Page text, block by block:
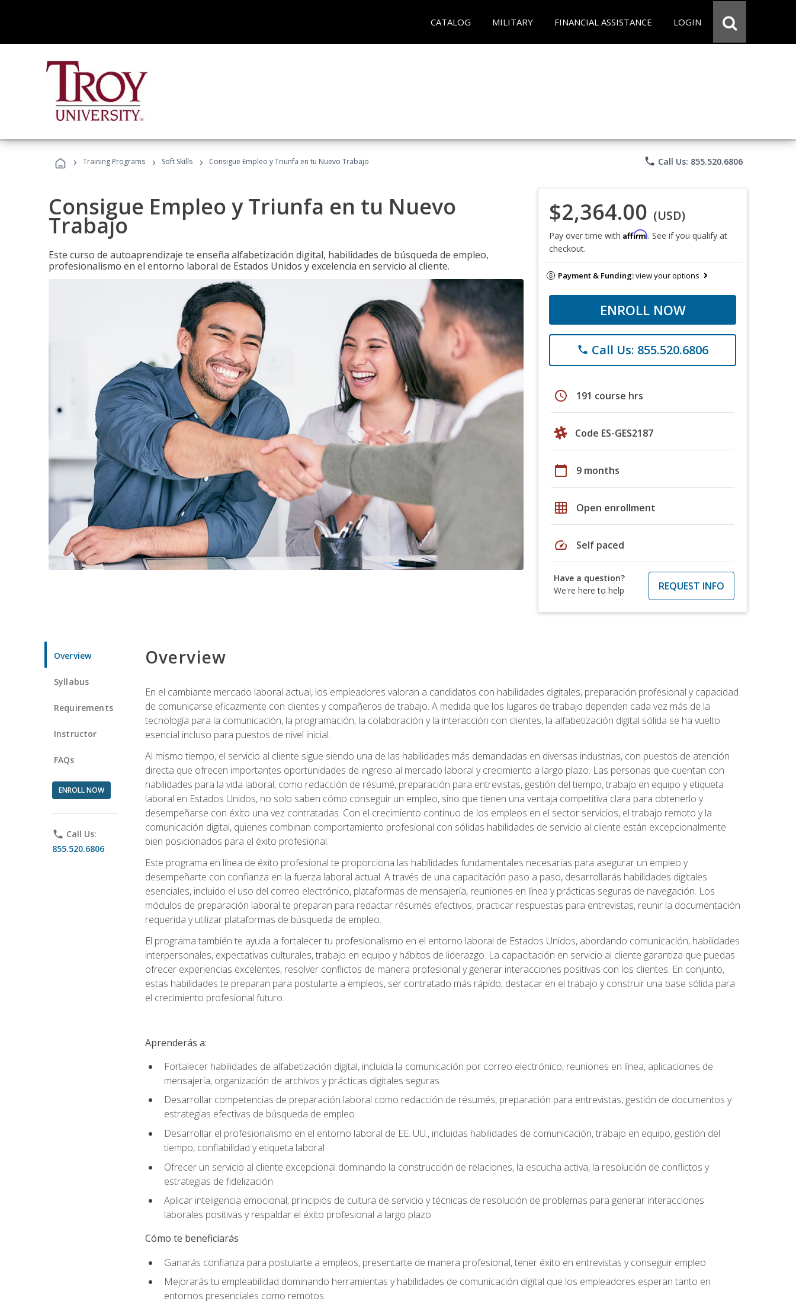
CATALOG MILITARY FINANCIAL ASSISTANCE LOGIN
› Training Programs › Soft Skills › Consigue Empleo y Triunfa en tu Nuevo Trabajo phone Call Us: 855.520.6806
Consigue Empleo y Triunfa en tu Nuevo
Trabajo
Este curso de autoaprendizaje te enseña alfabetización digital, habilidades de búsqueda de empleo,
profesionalismo en el entorno laboral de Estados Unidos y excelencia en servicio al cliente.
$2,364.00 (USD)
Pay over time with Affirm. See if you qualify at
checkout.
Payment & Funding:view your options
ENROLL NOW
phone Call Us: 855.520.6806
schedule 191 course hrs
Code ES-GES2187
calendar_today 9 months
grid_on Open enrollment
speed Self paced
Have a question?
We're here to help
REQUEST INFO
Overview
Syllabus
Requirements
Instructor
FAQs
ENROLL NOW
phone Call Us:
855.520.6806
Overview
En el cambiante mercado laboral actual, los empleadores valoran a candidatos con habilidades digitales, preparación profesional y capacidad
de comunicarse eficazmente con clientes y compañeros de trabajo. A medida que los lugares de trabajo dependen cada vez más de la
tecnología para la comunicación, la programación, la colaboración y la interacción con clientes, la alfabetización digital sólida se ha vuelto
esencial incluso para puestos de nivel inicial.
Al mismo tiempo, el servicio al cliente sigue siendo una de las habilidades más demandadas en diversas industrias, con puestos de atención
directa que ofrecen importantes oportunidades de ingreso al mercado laboral y crecimiento a largo plazo. Las personas que cuentan con
habilidades para la vida laboral, como redacción de résumé, preparación para entrevistas, gestión del tiempo, trabajo en equipo y etiqueta
laboral en Estados Unidos, no solo saben cómo conseguir un empleo, sino que tienen una ventaja competitiva clara para obtenerlo y
desempeñarse con éxito una vez contratadas. Con el crecimiento continuo de los empleos en el sector servicios, el trabajo remoto y la
comunicación digital, quienes combinan comportamiento profesional con sólidas habilidades de servicio al cliente están excepcionalmente
bien posicionados para el éxito profesional.
Este programa en línea de éxito profesional te proporciona las habilidades fundamentales necesarias para asegurar un empleo y
desempeñarte con confianza en la fuerza laboral actual. A través de una capacitación paso a paso, desarrollarás habilidades digitales
esenciales, incluido el uso del correo electrónico, plataformas de mensajería, reuniones en línea y prácticas seguras de navegación. Los
módulos de preparación laboral te preparan para redactar résumés efectivos, practicar respuestas para entrevistas, reunir la documentación
requerida y utilizar plataformas de búsqueda de empleo.
El programa también te ayuda a fortalecer tu profesionalismo en el entorno laboral de Estados Unidos, abordando comunicación, habilidades
interpersonales, expectativas culturales, trabajo en equipo y hábitos de liderazgo. La capacitación en servicio al cliente garantiza que puedas
ofrecer experiencias excelentes, resolver conflictos de manera profesional y generar interacciones positivas con los clientes. En conjunto,
estas habilidades te preparan para postularte a empleos, ser contratado más rápido, destacar en el trabajo y construir una base sólida para
el crecimiento profesional futuro.
Aprenderás a:
Fortalecer habilidades de alfabetización digital, incluida la comunicación por correo electrónico, reuniones en línea, aplicaciones de
mensajería, organización de archivos y prácticas digitales seguras
Desarrollar competencias de preparación laboral como redacción de résumés, preparación para entrevistas, gestión de documentos y
estrategias efectivas de búsqueda de empleo
Desarrollar el profesionalismo en el entorno laboral de EE. UU., incluidas habilidades de comunicación, trabajo en equipo, gestión del
tiempo, confiabilidad y etiqueta laboral
Ofrecer un servicio al cliente excepcional dominando la construcción de relaciones, la escucha activa, la resolución de conflictos y
estrategias de fidelización
Aplicar inteligencia emocional, principios de cultura de servicio y técnicas de resolución de problemas para generar interacciones
laborales positivas y respaldar el éxito profesional a largo plazo
Cómo te beneficiarás
Ganarás confianza para postularte a empleos, presentarte de manera profesional, tener éxito en entrevistas y conseguir empleo
Mejorarás tu empleabilidad dominando herramientas y habilidades de comunicación digital que los empleadores esperan tanto en
entornos presenciales como remotos